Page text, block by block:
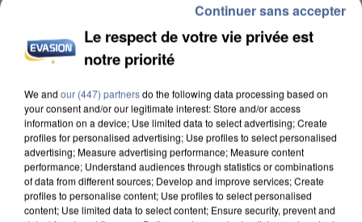
6 août 2026
Une touriste de l’Oise emportée par une coulée de
boue en Haute-Savoie
Son corps a été retrouvé à cinq kilomètres de là.
Le respect de votre vie privée est
notre priorité
We and our (447) partnersdo the following data processing based on
your consent and/or our legitimate interest: Store and/or access
information on a device; Use limited data to select advertising; Create
profiles for personalised advertising; Use profiles to select personalised
advertising; Measure advertising performance; Measure content
performance; Understand audiences through statistics or combinations
of data from different sources; Develop and improve services; Create
profiles to personalise content; Use profiles to select personalised
content; Use limited data to select content; Ensure security, prevent and
Continuer sans accepter